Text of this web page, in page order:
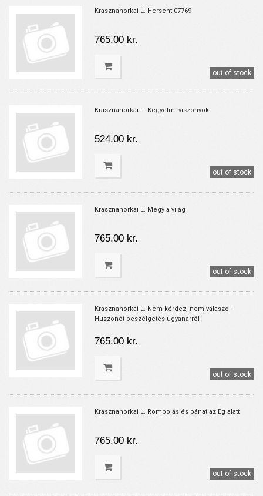
Krasznahorkai L. Herscht 07769
765.00 kr.
out of stock
Krasznahorkai L. Kegyelmi viszonyok
524.00 kr.
out of stock
Krasznahorkai L. Megy a világ
765.00 kr.
out of stock
Krasznahorkai L. Nem kérdez, nem válaszol -
Huszonöt beszélgetés ugyanarról
765.00 kr.
out of stock
Krasznahorkai L. Rombolás és bánat az Ég alatt
765.00 kr.
out of stock